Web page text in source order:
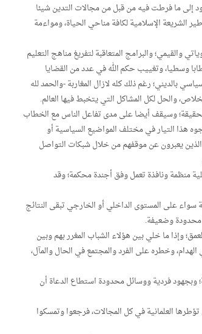
إلى ما فرطت فيه من قبل من مجالات التدين شيئا
الشريعة الإسلامية لكافة مناحي الحياة، ومواءمة
والقيمي؛ والبرامج المتعاقبة لتفريغ مناهج التعليم
وسطيا، وتغييب حكم الله في عدد من القضايا
بالديني؛ رغم ذلك كله لازال المغاربة -والحمد لله
والحل لكل المشاكل التي يتخبط فيها العالم.
وسيقف أيضا على مدى تفاعل الناس مع الخطاب
هذا التيار في مختلف المواضيع السياسية أو
يعبرون عن موقفهم من خلال شبكات التواصل
منظمة ونافذة تعمل وفق أجندة محكمة؛ وقد
سواء على المستوى الداخلي أو الخارجي تبقى النتائج
محدودة وضعيفة.
وإذا ما خلي بين هؤلاء الشباب المغرر بهم وبين
وخطره على الفرد والمجتمع في الحال والمآل،
وبجهود فردية ووسائل محدودة استطاع الدعاة أن
العلمانية في كل المجالات، فرجعوا وتمسكوا